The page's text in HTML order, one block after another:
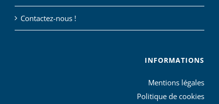
Contactez-nous !
INFORMATIONS
Mentions légales
Politique de cookies